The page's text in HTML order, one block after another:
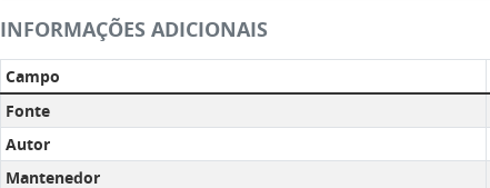
INFORMAÇÕES ADICIONAIS
Campo
Fonte
Autor
Mantenedor